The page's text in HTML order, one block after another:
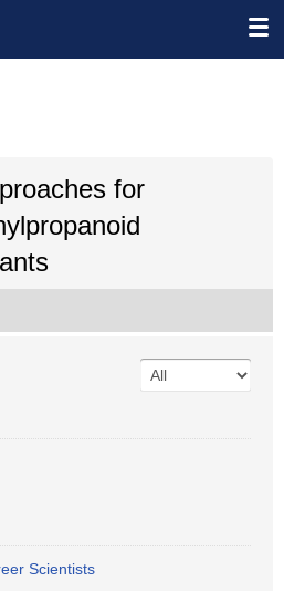
for
Scientists